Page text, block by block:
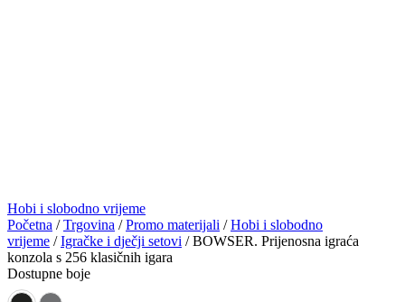
Hobi i slobodno vrijeme
Početna /Trgovina /Promo materijali /Hobi i slobodno
vrijeme /Igračke i dječji setovi / BOWSER. Prijenosna igraća
konzola s 256 klasičnih igara
Dostupne boje